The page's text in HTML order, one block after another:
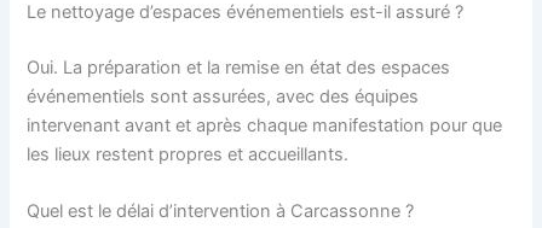
Le nettoyage d’espaces événementiels est-il assuré ?
Oui. La préparation et la remise en état des espaces
événementiels sont assurées, avec des équipes
intervenant avant et après chaque manifestation pour que
les lieux restent propres et accueillants.
Quel est le délai d’intervention à Carcassonne ?